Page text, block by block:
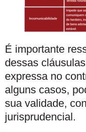
É importante
dessas
expressa no
alguns casos,
sua validade,
jurisprudencial.